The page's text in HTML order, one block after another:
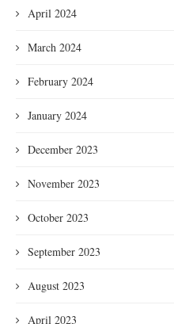
April 2024
March 2024
February 2024
January 2024
December 2023
November 2023
October 2023
September 2023
August 2023
April 2023